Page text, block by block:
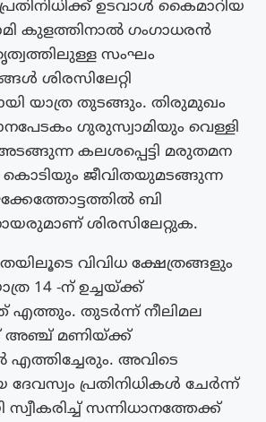
ഉടവാൾ കൈമാറി​യ
കുളത്തി​നാൽ ഗംഗാധരൻ
സംഘം
ശി​രസി​ലേറ്റി​
യാത്ര തുടങ്ങും. തി​രുമുഖം
ഗുരുസ്വാമി​യും വെള്ളി​
കലശപ്പെട്ടി​ മരുതമന
ജീവി​തയുമടങ്ങുന്ന
ബി
ശി​രസി​ലേറ്റുക.
വിവിധ ക്ഷേത്രങ്ങളും
14 -ന് ഉച്ചയ്ക്ക്
എത്തും. തുടർന്ന് നീലിമല
അഞ്ച് മണിയ്ക്ക്
അവിടെ
പ്രതിനിധികൾ ചേർന്ന്
സന്നിധാനത്തേക്ക്